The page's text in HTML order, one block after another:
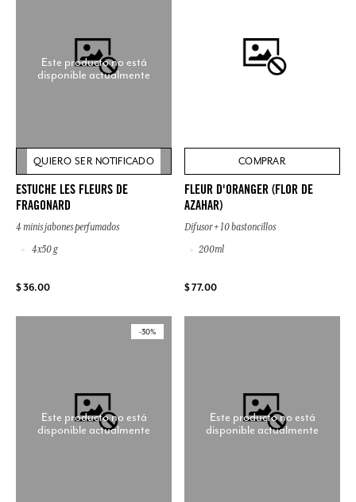
Este producto no está
disponible actualmente
QUIERO SER NOTIFICADO
ESTUCHE LES FLEURS DE
FRAGONARD
4 minis jabones perfumados
4x50 g
$ 36.00
COMPRAR
FLEUR D'ORANGER (FLOR DE
AZAHAR)
Difusor + 10 bastoncillos
200ml
$ 77.00
-30%
Este producto no está
disponible actualmente
Este producto no está
disponible actualmente